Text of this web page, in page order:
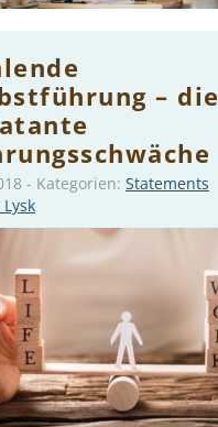
– die
- Kategorien: Statements